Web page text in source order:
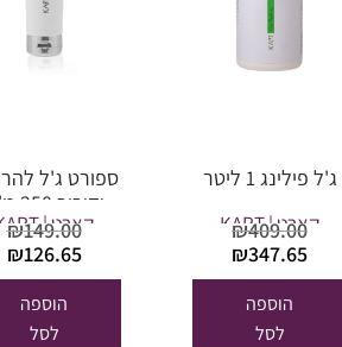
ג'ל פילינג 1 ליטר
קארט | KART ₪409.00
המחיר
המקורי
היה:
₪409.00.
₪347.65
הנוכחי
הוספה
לסל
ספורט ג'ל
וקירור 250 מ"ל
קארט | KART ₪149.00
המחיר
המקורי
היה:
₪149.00.
₪126.65
הוספה
לסל